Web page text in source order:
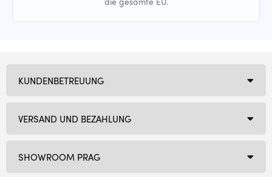
SHOWROOM PRAG
KUNDENBETREUUNG
VERSAND UND BEZAHLUNG